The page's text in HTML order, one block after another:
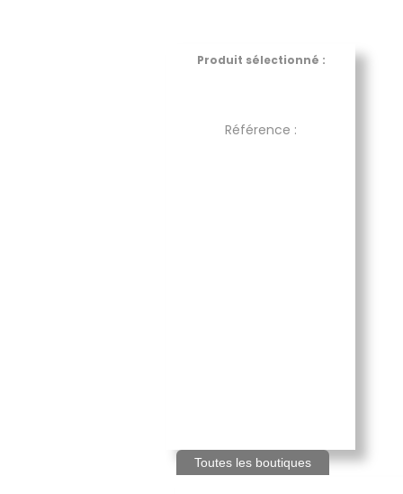
Produit sélectionné :
Référence :
Toutes les boutiques